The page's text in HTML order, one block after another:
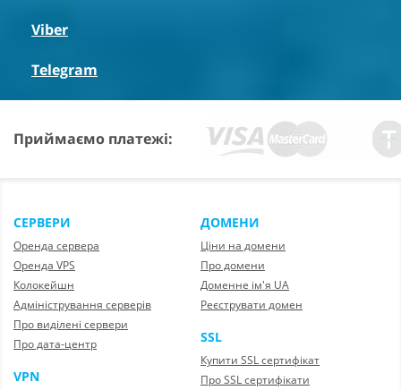
Viber
Telegram
Приймаємо платежі:
СЕРВЕРИ
Оренда сервера
Оренда VPS
Колокейшн
Адміністрування серверів
Про виділені сервери
Про дата-центр
VPN
ДОМЕНИ
Ціни на домени
Про домени
Доменне ім'я UA
Реєструвати домен
SSL
Купити SSL сертифікат
Про SSL сертифікати